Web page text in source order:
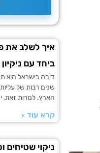
איך לשלב את
ביחד עם
דירה בישראל היא
שנים רבות של
הארץ. למרות זאת,
קרא עוד »
ניקוי שטיחים